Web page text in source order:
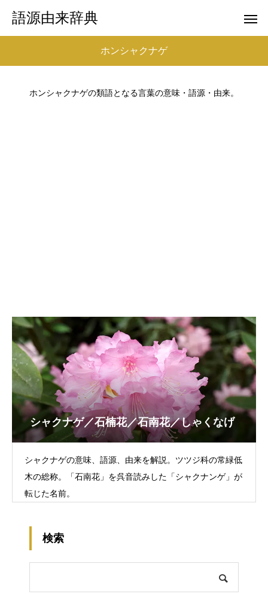
語源由来辞典
ホンシャクナゲ
ホンシャクナゲの類語となる言葉の意味・語源・由来。
シャクナゲ／石楠花／石南花／しゃくなげ
シャクナゲの意味、語源、由来を解説。ツツジ科の常緑低
木の総称。「石南花」を呉音読みした「シャクナンゲ」が
転じた名前。
検索